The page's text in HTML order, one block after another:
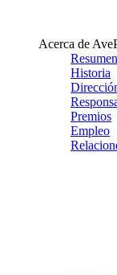
Acerca de
Resumen
Historia
Premios
Empleo